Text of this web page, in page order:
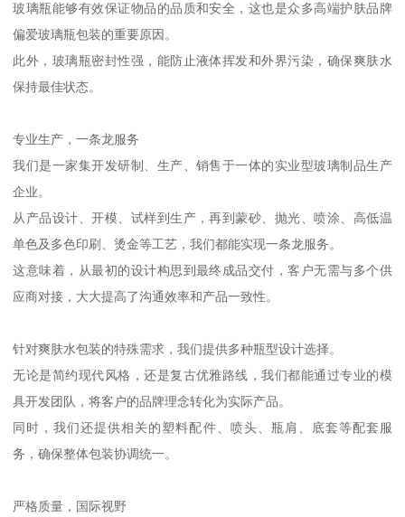
玻璃瓶能够有效保证物品的品质和安全，这也是众多高端护肤品牌
偏爱玻璃瓶包装的重要原因。
此外，玻璃瓶密封性强，能防止液体挥发和外界污染，确保爽肤水
保持最佳状态。
专业生产，一条龙服务
我们是一家集开发研制、生产、销售于一体的实业型玻璃制品生产
企业。
从产品设计、开模、试样到生产，再到蒙砂、抛光、喷涂、高低温
单色及多色印刷、烫金等工艺，我们都能实现一条龙服务。
这意味着，从最初的设计构思到最终成品交付，客户无需与多个供
应商对接，大大提高了沟通效率和产品一致性。
针对爽肤水包装的特殊需求，我们提供多种瓶型设计选择。
无论是简约现代风格，还是复古优雅路线，我们都能通过专业的模
具开发团队，将客户的品牌理念转化为实际产品。
同时，我们还提供相关的塑料配件、喷头、瓶肩、底套等配套服
务，确保整体包装协调统一。
严格质量，国际视野